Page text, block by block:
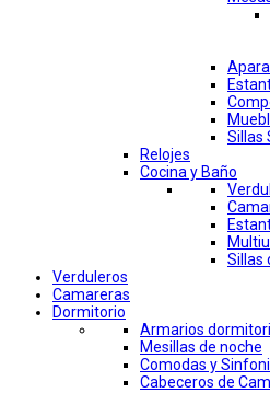
Sillas
Relojes
Cocina y Baño
Sillas
Verduleros
Camareras
Dormitorio
Armarios
Mesillas de noche
Comodas y
Cabeceros de